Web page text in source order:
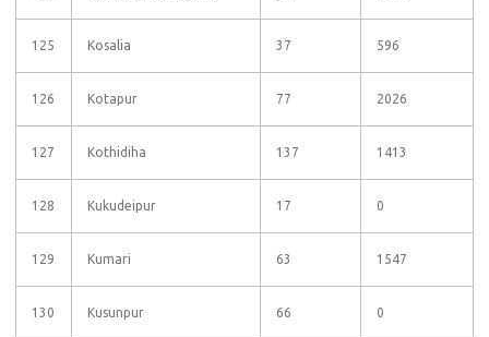
125 Kosalia 37 596
126 Kotapur 77 2026
127 Kothidiha 137 1413
128 Kukudeipur 17 0
129 Kumari 63 1547
130 Kusunpur 66 0